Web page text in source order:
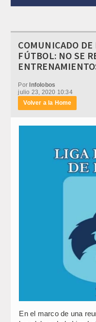
COMUNICADO DE
FÚTBOL: NO SE
PorInfolobos
julio 23, 2020 10:34
Volver a la Home
En el marco de una